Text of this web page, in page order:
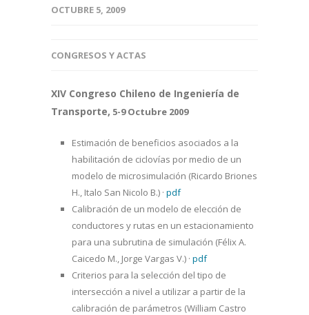
OCTUBRE 5, 2009
CONGRESOS Y ACTAS
XIV Congreso Chileno de Ingeniería de
Transporte, 5-9 Octubre 2009
Estimación de beneficios asociados a la
habilitación de ciclovías por medio de un
modelo de microsimulación (Ricardo Briones
H., Italo San Nicolo B.) · pdf
Calibración de un modelo de elección de
conductores y rutas en un estacionamiento
para una subrutina de simulación (Félix A.
Caicedo M., Jorge Vargas V.) · pdf
Criterios para la selección del tipo de
intersección a nivel a utilizar a partir de la
calibración de parámetros (William Castro